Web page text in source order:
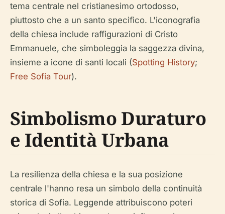
tema centrale nel cristianesimo ortodosso,
piuttosto che a un santo specifico. L'iconografia
della chiesa include raffigurazioni di Cristo
Emmanuele, che simboleggia la saggezza divina,
insieme a icone di santi locali (Spotting History;
Free Sofia Tour).
Simbolismo Duraturo
e Identità Urbana
La resilienza della chiesa e la sua posizione
centrale l'hanno resa un simbolo della continuità
storica di Sofia. Leggende attribuiscono poteri